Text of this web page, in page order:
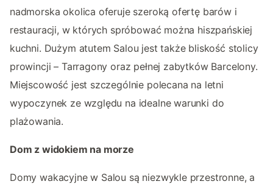
nadmorska okolica oferuje szeroką ofertę barów i
restauracji, w których spróbować można hiszpańskiej
kuchni. Dużym atutem Salou jest także bliskość stolicy
prowincji – Tarragony oraz pełnej zabytków Barcelony.
Miejscowość jest szczególnie polecana na letni
wypoczynek ze względu na idealne warunki do
plażowania.
Dom z widokiem na morze
Domy wakacyjne w Salou są niezwykle przestronne, a